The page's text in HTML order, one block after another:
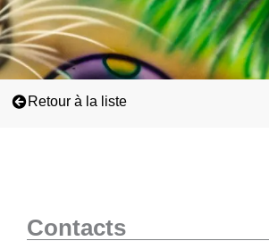
Retour à la liste
Contacts